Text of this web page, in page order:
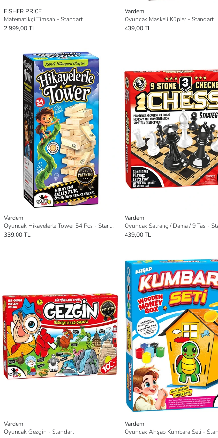
FISHER PRICE
Matematikçi Timsah - Standart
2.999,00 TL
Vardem
Oyuncak Maskeli Küpler - Standart
439,00 TL
Vardem
Oyuncak Hikayelerle Tower 54 Pcs - Standart
339,00 TL
Vardem
Oyuncak Satranç / Dama / 9 Tas -
439,00 TL
Vardem
Oyuncak Gezgin - Standart
Vardem
Oyuncak Ahşap Kumbara Seti -